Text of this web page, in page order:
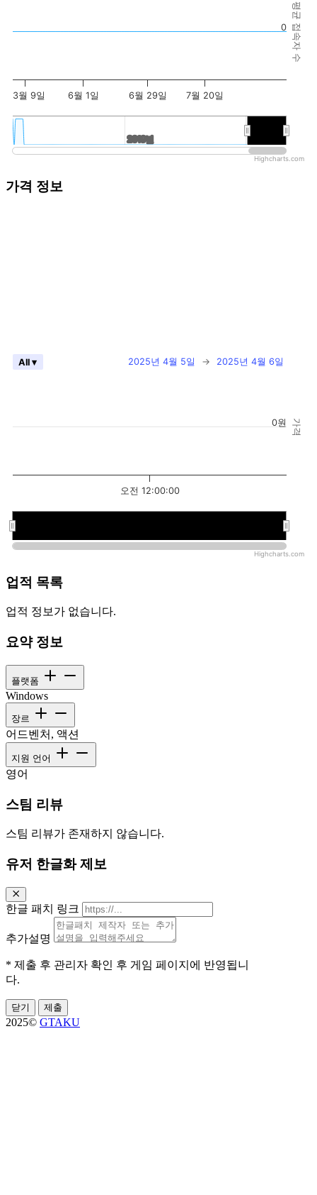
평균 접속자 수
3월 9일 6월 1일 6월 29일 7월 20일
2019년
2019년 2026년
2026년
0
Highcharts.com
가격 정보
가격
2025년 4월 5일 → 2025년 4월 6일
All ▾
오전 12:00:00
0원
Highcharts.com
업적 목록
업적 정보가 없습니다.
요약 정보
플랫폼
Windows
장르
어드벤처, 액션
지원 언어
영어
스팀 리뷰
스팀 리뷰가 존재하지 않습니다.
유저 한글화 제보
한글 패치 링크
추가설명
* 제출 후 관리자 확인 후 게임 페이지에 반영됩니
다.
닫기 제출
2025© GTAKU